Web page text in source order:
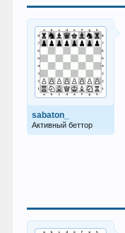
sabaton_
Активный беттор